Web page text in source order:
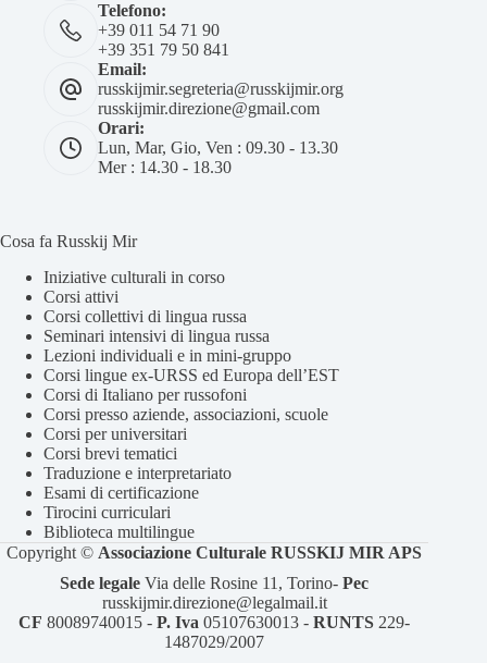
Telefono:
+39 011 54 71 90
+39 351 79 50 841
Email:
russkijmir.segreteria@russkijmir.org
russkijmir.direzione@gmail.com
Orari:
Lun, Mar, Gio, Ven : 09.30 - 13.30
Mer : 14.30 - 18.30
Cosa fa Russkij Mir
Iniziative culturali in corso
Corsi attivi
Corsi collettivi di lingua russa
Seminari intensivi di lingua russa
Lezioni individuali e in mini-gruppo
Corsi lingue ex-URSS ed Europa dell’EST
Corsi di Italiano per russofoni
Corsi presso aziende, associazioni, scuole
Corsi per universitari
Corsi brevi tematici
Traduzione e interpretariato
Esami di certificazione
Tirocini curriculari
Biblioteca multilingue
Copyright © Associazione Culturale RUSSKIJ MIR APS
Sede legale Via delle Rosine 11, Torino-Pec
⁠russkijmir.direzione@legalmail.it
CF 80089740015 -P. Iva 05107630013 - ⁠RUNTS 229-
1487029/2007